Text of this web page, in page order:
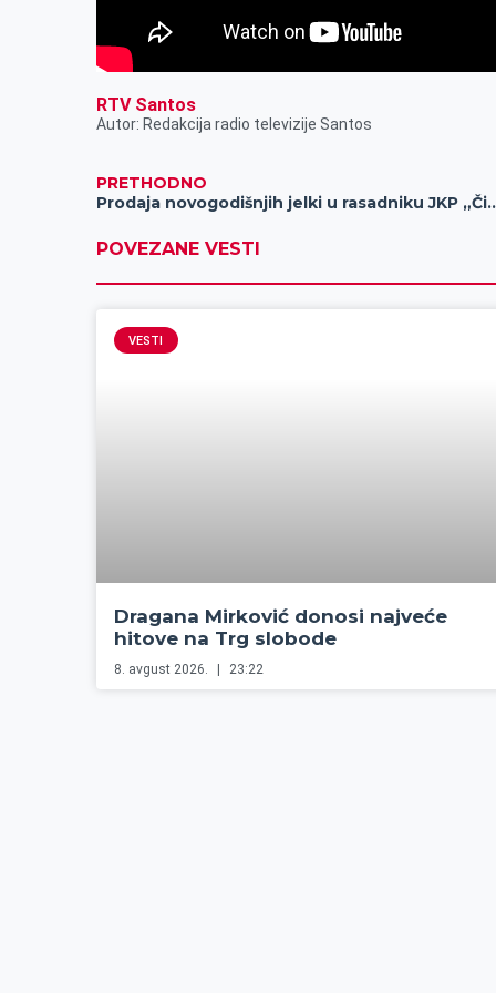
RTV Santos
Autor: Redakcija radio televizije Santos
PRETHODNO
Prodaja novogodišnjih
POVEZANE VESTI
VESTI
Dragana Mirković donosi najveće
hitove na Trg slobode
8. avgust 2026. 23:22